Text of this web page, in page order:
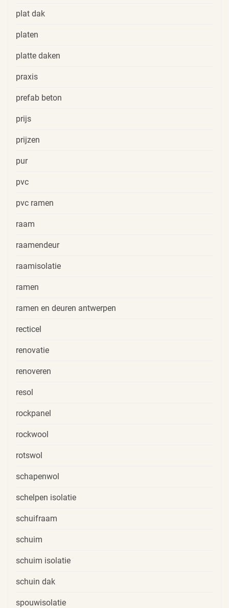
plat dak
platen
platte daken
praxis
prefab beton
prijs
prijzen
pur
pvc
pvc ramen
raam
raamendeur
raamisolatie
ramen
ramen en deuren antwerpen
recticel
renovatie
renoveren
resol
rockpanel
rockwool
rotswol
schapenwol
schelpen isolatie
schuifraam
schuim
schuim isolatie
schuin dak
spouwisolatie